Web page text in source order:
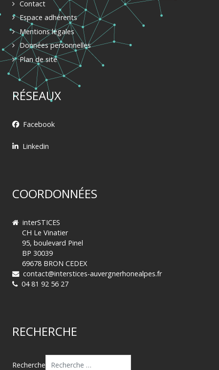
Contact
Espace adhérents
Mentions légales
Données personnelles
Plan de site
RÉSEAUX
Facebook
Linkedin
COORDONNÉES
interSTICES
CH Le Vinatier
95, boulevard Pinel
BP 30039
69678 BRON CEDEX
contact@interstices-auvergnerhonealpes.fr
04 81 92 56 27
RECHERCHE
Recherche